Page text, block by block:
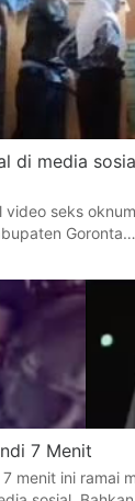
di media
video seks
Goronta…
7 Menit
menit ini ramai